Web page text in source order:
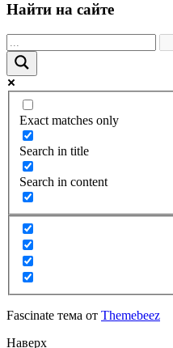
Найти на сайте
Exact matches only
Search in title
Search in content
Fascinate тема от Themebeez
Наверх